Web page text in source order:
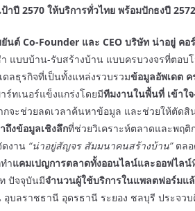
ป้าปี 2570 ให้บริการทั่วไทย พร้อมปักธงปี
ต์ Co-Founder และ CEO บริษัท น่าอยู่ คอ
แบบบ้าน-รับสร้างบ้าน แบบครบวงจรที่ตอบ
ลธุรกิจที่เป็นทั้งแหล่งรวบรวมข้อมูลอัพเดต
ร์ทเนอร์แข็งแกร่งโดยมีทีมงานในพื้นที่ เข้าใ
จะช่วยลดเวลาค้นหาข้อมูล และช่วยให้ตัดสิ
ถึงข้อมูลเชิงลึกที่ช่วยวิเคราะห์ตลาดและพฤติ
ดงาน “น่าอยู่สัญจร สัมมนาคนสร้างบ้าน”ตลอ
ำแคมเปญการตลาดทั้งออนไลน์และออฟไลน์
ปัจจุบันมีจำนวนผู้ใช้บริการในแพลตฟอร์มแ
บลราชธานี อุดรธานี ระยอง ชลบุรี ประจว